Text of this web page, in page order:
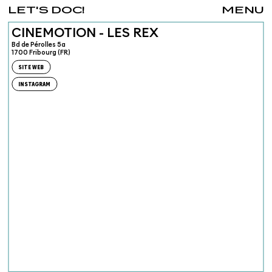
MENU
LET'S DOC!
CINEMOTION - LES REX
Bd de Pérolles 5a
1700 Fribourg (FR)
SITE WEB
INSTAGRAM